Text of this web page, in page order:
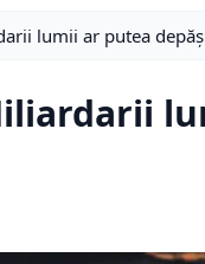
lumii ar putea